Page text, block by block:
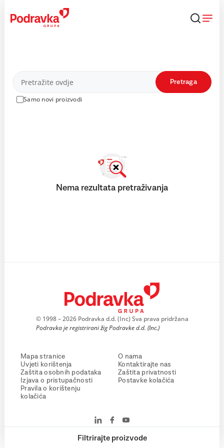
content
Proizvodi
Samo novi proizvodi
Pretraga
Filtrirajte proizvode
Nema rezultata pretraživanja
© 1998 – 2026 Podravka d.d. (Inc) Sva prava pridržana
Podravka je registrirani žig Podravke d.d. (Inc.)
Mapa stranice
Uvjeti korištenja
Zaštita osobnih podataka
Izjava o pristupačnosti
Pravila o korištenju
kolačića
O nama
Kontaktirajte nas
Zaštita privatnosti
Postavke kolačića